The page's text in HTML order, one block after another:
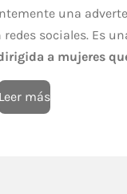
una
sociales. Es
a mujeres
Leer más